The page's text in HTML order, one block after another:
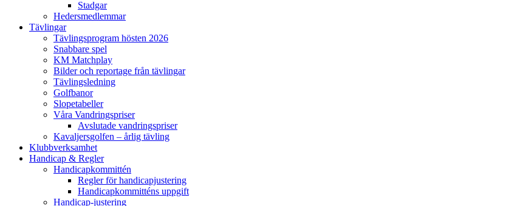
Stadgar
Hedersmedlemmar
Tävlingar
Tävlingsprogram hösten 2026
Snabbare spel
KM Matchplay
Bilder och reportage från tävlingar
Tävlingsledning
Golfbanor
Slopetabeller
Våra Vandringspriser
Avslutade vandringspriser
Kavaljersgolfen – årlig tävling
Klubbverksamhet
Handicap & Regler
Handicapkommittén
Regler för handicapjustering
Handicapkommitténs uppgift
Handicap-justering